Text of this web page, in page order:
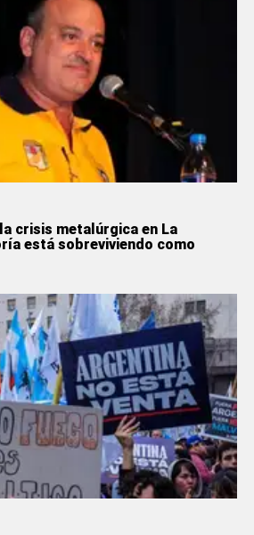
crisis metalúrgica en La
está sobreviviendo como